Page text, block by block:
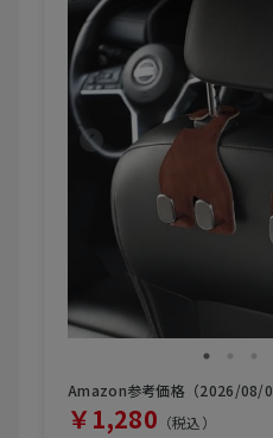
Amazon参考価格（2026/08/
￥1,280 （税込）